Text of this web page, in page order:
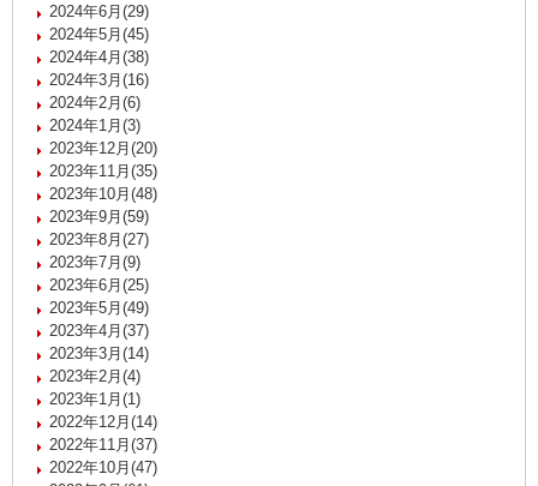
2024年6月(29)
2024年5月(45)
2024年4月(38)
2024年3月(16)
2024年2月(6)
2024年1月(3)
2023年12月(20)
2023年11月(35)
2023年10月(48)
2023年9月(59)
2023年8月(27)
2023年7月(9)
2023年6月(25)
2023年5月(49)
2023年4月(37)
2023年3月(14)
2023年2月(4)
2023年1月(1)
2022年12月(14)
2022年11月(37)
2022年10月(47)